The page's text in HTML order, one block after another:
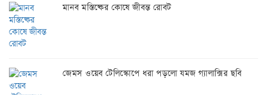
মানব মস্তিষ্কের কোষে জীবন্ত রোবট
জেমস ওয়েব টেলিস্কোপে ধরা পড়লো যমজ গ্যালাক্সির ছবি